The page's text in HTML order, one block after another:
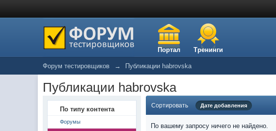
Портал Тренинги
Форум тестировщиков → Публикации habrovska
Публикации habrovska
По типу контента
Форумы
Сортировать Дате добавления
По вашему запросу ничего не найдено.